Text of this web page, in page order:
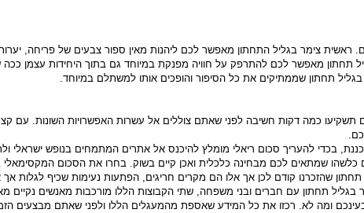
ראשית צימר בגליל התחתון מאפשר לכם ליהנות מאין ספור צבעים של פריחה,
תחתון מאפשר לכם להתרפק על חוויה מפנקת במיוחד גם בתוך היחידות עצמן
תחתון שממתיקים את כל הסיפור והופכים אותו למשתלם במיוחד.
תשקיעו כמה דקות חשיבה לפני שאתם צוללים אל עשרות האפשרויות השונות. עם
בכדי להעריך סכום ריאלי מומלץ להיכנס אל אתרים המתמחים בנופש ישראלי
שמתאים לכם מבחינה כלכלית ואכן קיים בשוק. בחרו את הסכום המקסימאלי
שהזכרנו קודם לכן אך אלו הם מקרים חריגים, הפתעות נעימות שכיף לגלות אך
תחתון עם חברים ובני משפחה, שתי הקבוצות הללו מורכבות מאנשים נקיים
ומה לא. רכזו את כל המידע שאספת מהמעגלים הללו ולפני שאתם מבצעים